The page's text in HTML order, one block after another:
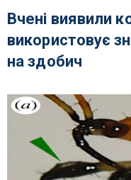
Вчені виявили
використовує
на здобич